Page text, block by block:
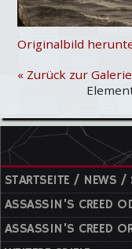
Originalbild
« Zurück zur Galerie
STARTSEITE / NEWS /
ASSASSIN'S CREED
ASSASSIN'S CREED